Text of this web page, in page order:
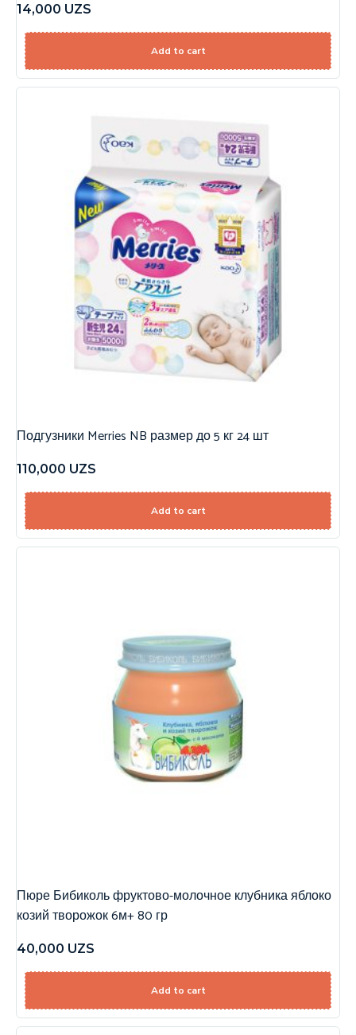
14,000 UZS
Add to cart
Подгузники Merries NB размер до 5 кг 24 шт
110,000 UZS
Add to cart
Пюре Бибиколь фруктово-молочное клубника яблоко
козий творожок 6м+ 80 гр
40,000 UZS
Add to cart